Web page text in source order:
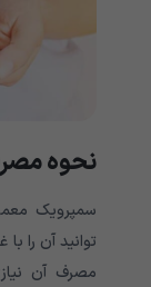
نحوه
سمپرویک
توانید آن را
مصرف آن